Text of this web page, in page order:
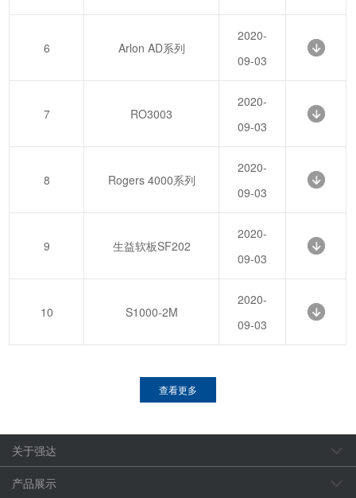
6 Arlon AD系列
2020-
09-03
7 RO3003
2020-
09-03
8 Rogers 4000系列
2020-
09-03
9 生益软板SF202
2020-
09-03
10 S1000-2M
2020-
09-03
查看更多
关于强达
产品展示